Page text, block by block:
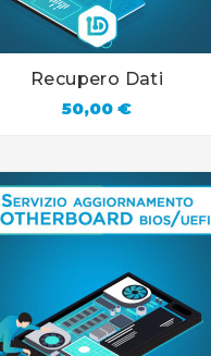

Recupero Dati
50,00 €